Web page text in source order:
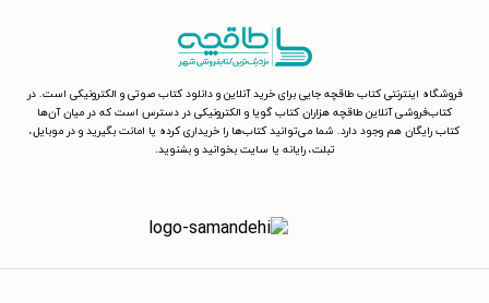
فروشگاه اینترنتی کتاب طاقچه جایی برای خرید آنلاین و دانلود کتاب صوتی و الکترونیکی است. در
کتاب‌فروشی آنلاین طاقچه هزاران کتاب گویا و الکترونیکی در دسترس است که در میان آن‌ها
کتاب رایگان هم وجود دارد. شما می‌توانید کتاب‌ها را خریداری کرده یا امانت بگیرید و در موبایل،
تبلت، رایانه یا سایت بخوانید و بشنوید.